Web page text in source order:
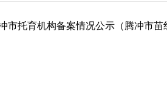
市托育机构备案情况公示（腾冲市